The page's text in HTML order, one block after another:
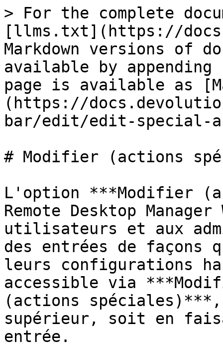
> For the complete
[llms.txt](https://
Markdown versions of
available by
page is available as
(https://
bar/edit/edit-special-
# Modifier (actions
L'option ***Modifier
Remote Desktop
utilisateurs et aux
des entrées de façons
leurs configurations
accessible via
(actions
supérieur, soit en
entrée.